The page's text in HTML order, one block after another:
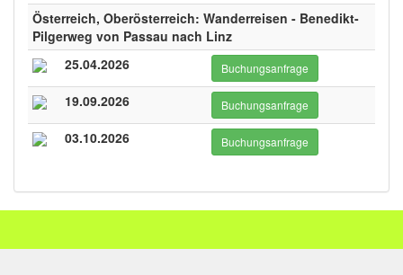
Österreich, Oberösterreich: Wanderreisen - Benedikt-
Pilgerweg von Passau nach Linz
25.04.2026
Buchungsanfrage
19.09.2026 Buchungsanfrage
03.10.2026 Buchungsanfrage